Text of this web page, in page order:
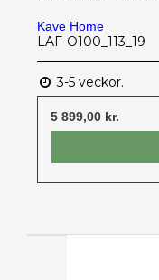
Kave Home
LAF-O100_113_19
3-5 veckor.
5 899,00 kr.